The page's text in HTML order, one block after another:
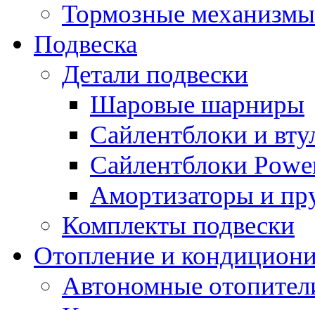
Тормозные механизмы
Подвеска
Детали подвески
Шаровые шарниры
Сайлентблоки и
Сайлентблоки
Амортизаторы и
Комплекты подвески
Отопление и
Автономные